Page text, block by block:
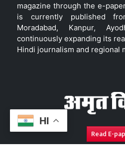
HI
magazine through the e-
is currently published
Moradabad, Kanpur,
continuously expanding its
Hindi journalism and regional
Read E-